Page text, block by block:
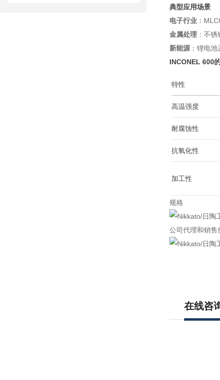
典型应用场景
电子行业：
金属处理：不锈
新能源：锂电池
INCONEL 600
特性
高温强度
耐腐蚀性
抗氧化性
加工性
规格
公司代理和销售
在线咨